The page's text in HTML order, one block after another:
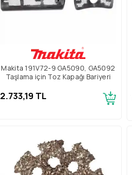
Makita 191V72-9 GA5090, GA5092
Taşlama için Toz Kapağı Bariyeri
2.733,19 TL